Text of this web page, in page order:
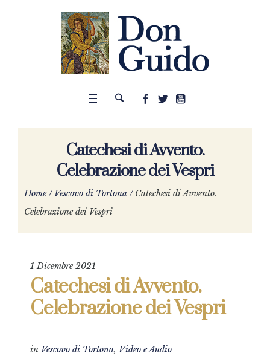
Catechesi di Avvento.
Celebrazione dei Vespri
Home /Vescovo di Tortona /Catechesi di Avvento.
Celebrazione dei Vespri
1 Dicembre 2021
Catechesi di Avvento.
Celebrazione dei Vespri
in Vescovo di Tortona, Video e Audio